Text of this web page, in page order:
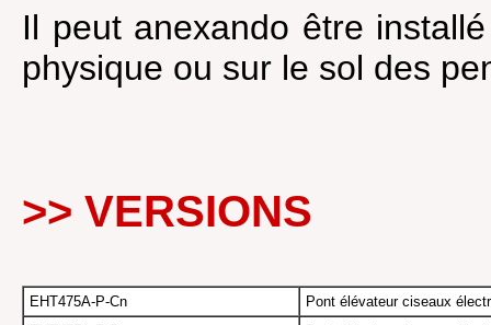
Il peut anexando être
physique ou sur le sol des
>> VERSIONS
EHT475A-P-Cn
Pont élévateur ciseaux